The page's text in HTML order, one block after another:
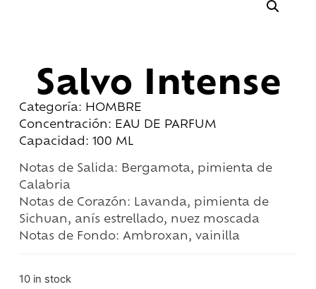
Salvo Intense
Categoría: HOMBRE
Concentración: EAU DE PARFUM
Capacidad: 100 ML
Notas de Salida: Bergamota, pimienta de
Calabria
Notas de Corazón: Lavanda, pimienta de
Sichuan, anís estrellado, nuez moscada
Notas de Fondo: Ambroxan, vainilla
10 in stock